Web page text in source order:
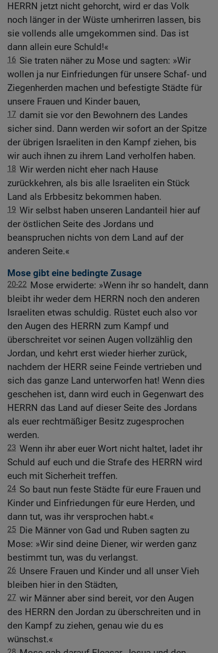
HERRN jetzt nicht gehorcht, wird er das Volk
noch länger in der Wüste umherirren lassen, bis
sie vollends alle umgekommen sind. Das ist
dann allein eure Schuld!«
16 Sie traten näher zu Mose und sagten: »Wir
wollen ja nur Einfriedungen für unsere Schaf- und
Ziegenherden machen und befestigte Städte für
unsere Frauen und Kinder bauen,
17 damit sie vor den Bewohnern des Landes
sicher sind. Dann werden wir sofort an der Spitze
der übrigen Israeliten in den Kampf ziehen, bis
wir auch ihnen zu ihrem Land verholfen haben.
18 Wir werden nicht eher nach Hause
zurückkehren, als bis alle Israeliten ein Stück
Land als Erbbesitz bekommen haben.
19 Wir selbst haben unseren Landanteil hier auf
der östlichen Seite des Jordans und
beanspruchen nichts von dem Land auf der
anderen Seite.«
Mose gibt eine bedingte Zusage
20-22 Mose erwiderte: »Wenn ihr so handelt, dann
bleibt ihr weder dem HERRN noch den anderen
Israeliten etwas schuldig. Rüstet euch also vor
den Augen des HERRN zum Kampf und
überschreitet vor seinen Augen vollzählig den
Jordan, und kehrt erst wieder hierher zurück,
nachdem der HERR seine Feinde vertrieben und
sich das ganze Land unterworfen hat! Wenn dies
geschehen ist, dann wird euch in Gegenwart des
HERRN das Land auf dieser Seite des Jordans
als euer rechtmäßiger Besitz zugesprochen
werden.
23 Wenn ihr aber euer Wort nicht haltet, ladet ihr
Schuld auf euch und die Strafe des HERRN wird
euch mit Sicherheit treffen.
24 So baut nun feste Städte für eure Frauen und
Kinder und Einfriedungen für eure Herden, und
dann tut, was ihr versprochen habt.«
25 Die Männer von Gad und Ruben sagten zu
Mose: »Wir sind deine Diener, wir werden ganz
bestimmt tun, was du verlangst.
26 Unsere Frauen und Kinder und all unser Vieh
bleiben hier in den Städten,
27 wir Männer aber sind bereit, vor den Augen
des HERRN den Jordan zu überschreiten und in
den Kampf zu ziehen, genau wie du es
wünschst.«